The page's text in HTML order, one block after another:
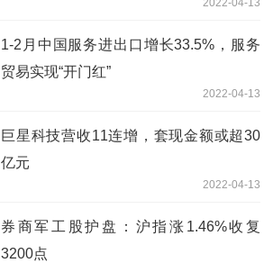
2022-04-13
1-2月中国服务进出口增长33.5%，服务
贸易实现“开门红”
2022-04-13
巨星科技营收11连增，套现金额或超30
亿元
2022-04-13
券商军工股护盘：沪指涨1.46%收复
3200点